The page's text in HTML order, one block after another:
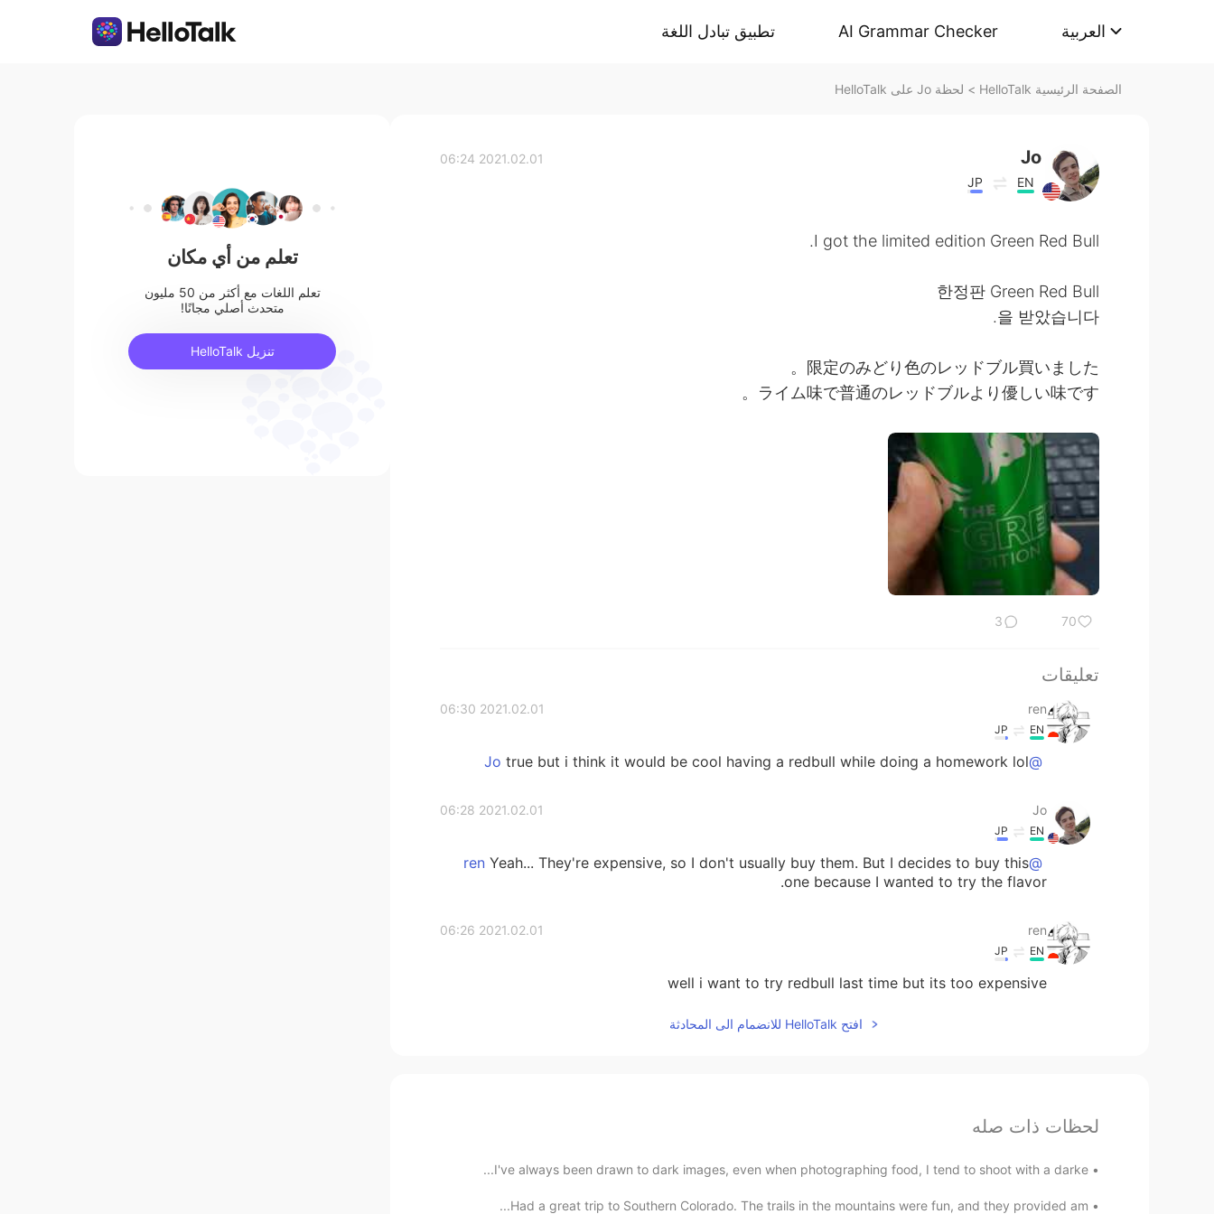
تطبيق تبادل اللغة AI Grammar Checker العربية
الصفحة الرئيسية HelloTalk > لحظة Jo على HelloTalk
Jo
EN
JP
2021.02.01 06:24
I got the limited edition Green Red Bull.
한정판 Green Red Bull
을 받았습니다.
限定のみどり色のレッドブル買いました。
ライム味で普通のレッドブルより優しい味です。
70
3
تعليقات
ren
2021.02.01 06:30
EN
JP
@Jo
true but i think it would be cool having a redbull while doing a homework lol
Jo
2021.02.01 06:28
EN
JP
@ren
Yeah... They're expensive, so I don't usually buy them. But I decides to buy this
one because I wanted to try the flavor.
ren
2021.02.01 06:26
EN
JP
well i want to try redbull last time but its too expensive
افتح HelloTalk للانضمام الى المحادثة
لحظات ذات صله
I've always been drawn to dark images, even when photographing food, I tend to shoot with a darke...
Had a great trip to Southern Colorado. The trails in the mountains were fun, and they provided am...
تعلم من أي مكان
تعلم اللغات مع أكثر من 50 مليون
متحدث أصلي مجانًا!
تنزيل HelloTalk